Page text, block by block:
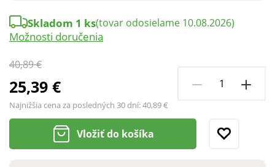
40,89 €
25,39 €
Najnižšia cena za posledných 30 dní:40,89 €
Skladom 1 ks(tovar odosielame 10.08.2026)
Možnosti doručenia
Vložiť do košíka